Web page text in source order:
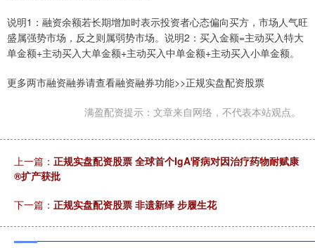
说明1：融资余额若长期增加时表示投资者心态偏向买方，市场人气旺
盛属强势市场，反之则属弱势市场。说明2：买入金额=主动买入特大
单金额+主动买入大单金额+主动买入中单金额+主动买入小单金额。
更多两市融资融券请查看融资融券功能>>正规实盘配资股票
满盈配资提示：文章来自网络，不代表本站观点。
上一篇： 正规实盘配资股票 全球首个IgA肾病对因治疗药物耐赋康
®扩产获批
下一篇： 正规实盘配资股票 非遗新绎 步履生花